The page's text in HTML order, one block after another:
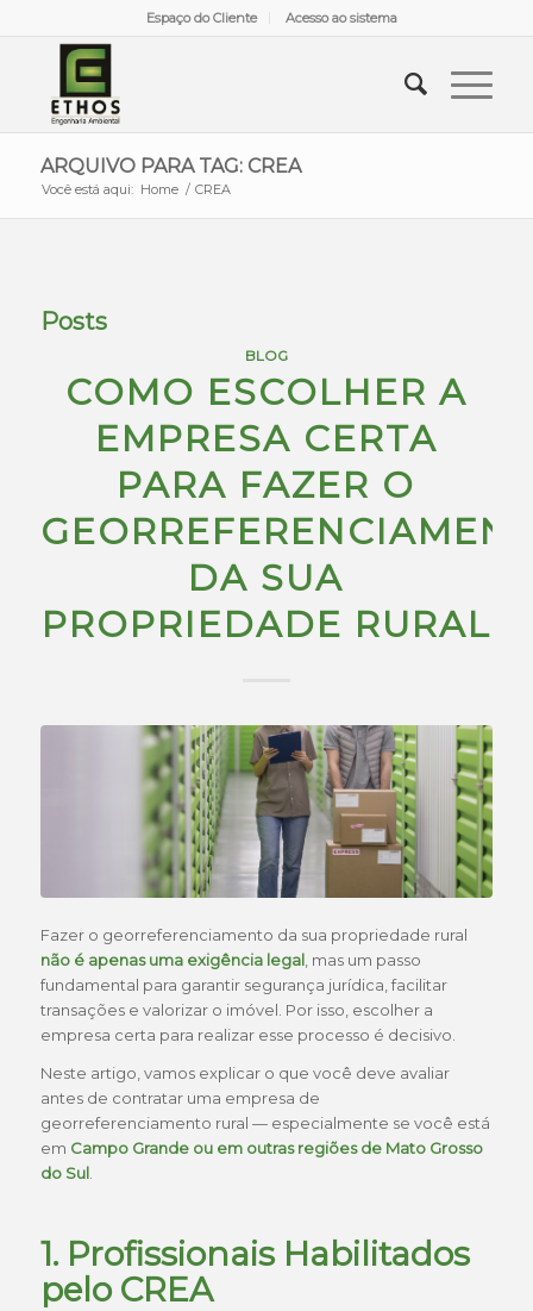
Espaço do Cliente Acesso ao sistema
ARQUIVO PARA TAG: CREA
Você está aqui: Home / CREA
Posts
BLOG
COMO ESCOLHER A
EMPRESA CERTA
PARA FAZER O
DA SUA
PROPRIEDADE RURAL
Fazer o georreferenciamento da sua propriedade rural
não é apenas uma exigência legal, mas um passo
fundamental para garantir segurança jurídica, facilitar
transações e valorizar o imóvel. Por isso, escolher a
empresa certa para realizar esse processo é decisivo.
Neste artigo, vamos explicar o que você deve avaliar
antes de contratar uma empresa de
georreferenciamento rural — especialmente se você está
em Campo Grande ou em outras regiões de Mato Grosso
do Sul.
1. Profissionais Habilitados
pelo CREA